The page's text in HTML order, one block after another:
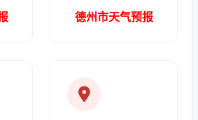
德州市天气预报